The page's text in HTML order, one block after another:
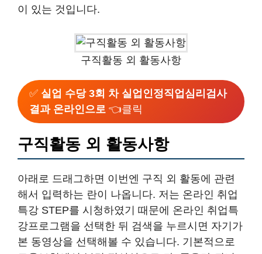
이 있는 것입니다.
구직활동 외 활동사항
✅ 실업 수당 3회 차 실업인정직업심리검사
결과 온라인으로 👈클릭
구직활동 외 활동사항
아래로 드래그하면 이번엔 구직 외 활동에 관련
해서 입력하는 란이 나옵니다. 저는 온라인 취업
특강 STEP를 시청하였기 때문에 온라인 취업특
강프로그램을 선택한 뒤 검색을 누르시면 자기가
본 동영상을 선택해볼 수 있습니다. 기본적으로